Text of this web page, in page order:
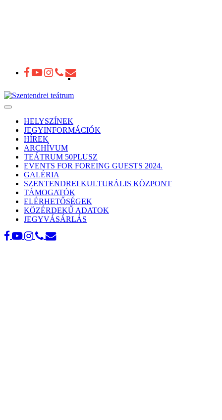
Toggle
navigationHELYSZÍNEK
JEGYINFORMÁCIÓK
HÍREK
ARCHÍVUM
TEÁTRUM 50PLUSZ
EVENTS FOR FOREING GUESTS 2024.
GALÉRIA
SZENTENDREI KULTURÁLIS KÖZPONT
TÁMOGATÓK
ELÉRHETŐSÉGEK
KÖZÉRDEKŰ ADATOK
JEGYVÁSÁRLÁS